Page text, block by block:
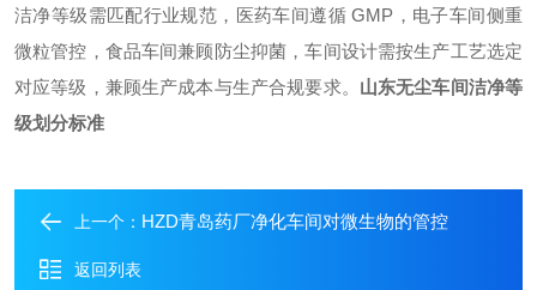
洁净等级需匹配行业规范，医药车间遵循 GMP，电子车间侧重
微粒管控，食品车间兼顾防尘抑菌，车间设计需按生产工艺选定
对应等级，兼顾生产成本与生产合规要求。 山东无尘车间洁净等
级划分标准
上一个： HZD青岛药厂净化车间对微生物的管控
返回列表